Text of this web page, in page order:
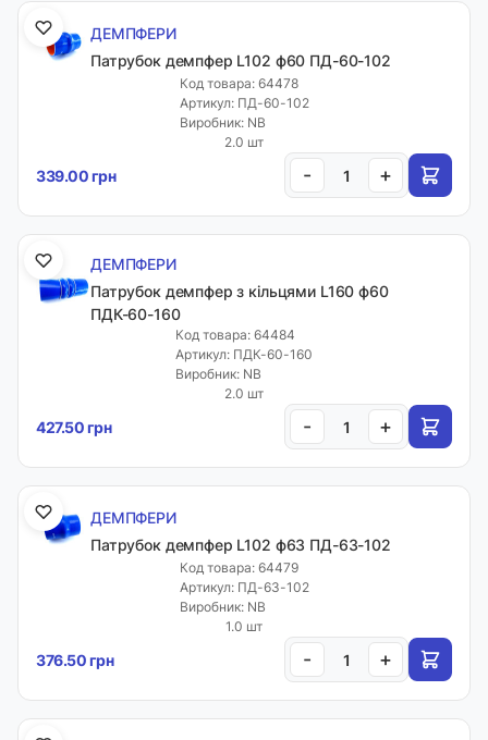
ДЕМПФЕРИ
Патрубок демпфер L102 ф60 ПД-60-102
Код товара: 64478
Артикул: ПД-60-102
Виробник: NB
2.0 шт
339.00 грн - +
ДЕМПФЕРИ
Патрубок демпфер з кільцями L160 ф60
ПДК-60-160
Код товара: 64484
Артикул: ПДК-60-160
Виробник: NB
2.0 шт
427.50 грн - +
ДЕМПФЕРИ
Патрубок демпфер L102 ф63 ПД-63-102
Код товара: 64479
Артикул: ПД-63-102
Виробник: NB
1.0 шт
376.50 грн - +